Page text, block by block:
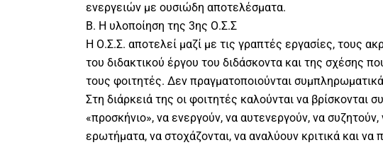
ενεργειών με ουσιώδη αποτελέσματα.
Β. Η υλοποίηση της 3ης Ο.Σ.Σ
Η Ο.Σ.Σ. αποτελεί μαζί με τις γραπτές εργασίες, τους
του διδακτικού έργου του διδάσκοντα και της σχέσης
τους φοιτητές. Δεν πραγματοποιούνται
Στη διάρκειά της οι φοιτητές καλούνται να βρίσκονται
«προσκήνιο», να ενεργούν, να αυτενεργούν, να συζητούν,
ερωτήματα, να στοχάζονται, να αναλύουν κριτικά και να